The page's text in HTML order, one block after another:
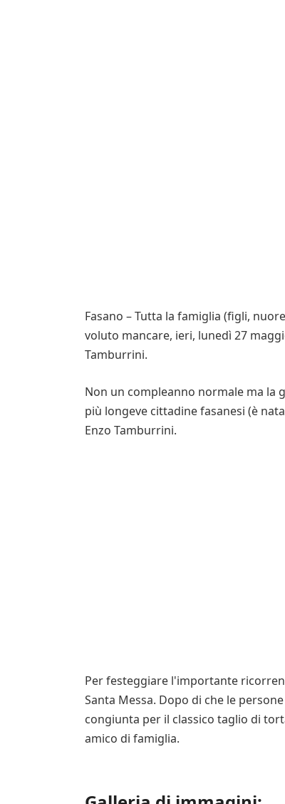
Fasano – Tutta la famiglia (figli,
voluto mancare, ieri, lunedì 27
Tamburrini.
Non un compleanno normale ma la
più longeve cittadine fasanesi (è
Enzo Tamburrini.
Per festeggiare l'importante
Santa Messa. Dopo di che le
congiunta per il classico taglio di
amico di famiglia.